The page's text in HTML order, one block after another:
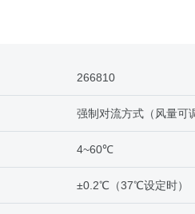
266810
强制对流方式（风量可
4~60℃
±0.2℃（37℃设定时）